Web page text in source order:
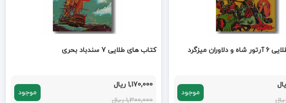
میزگرد
موجود
کتاب های طلایی 7 سندباد بحری
1,170,000 ریال
1,300,000 ریال
موجود